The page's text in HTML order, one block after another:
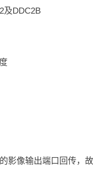
及DDC2B
影像输出端口回传，